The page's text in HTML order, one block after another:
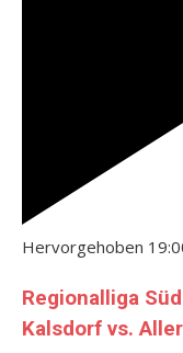
Hervorgehoben
Regionalliga
Kalsdorf vs.